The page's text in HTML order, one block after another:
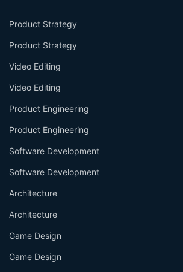
Product Strategy
Product Strategy
Video Editing
Video Editing
Product Engineering
Product Engineering
Software Development
Software Development
Architecture
Architecture
Game Design
Game Design